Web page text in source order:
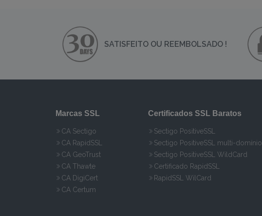
SATISFEITO OU REEMBOLSADO !
Marcas SSL
CA Sectigo
CA RapidSSL
CA GeoTrust
CA Thawte
CA DigiCert
CA Certum
Certificados SSL Baratos
Sectigo PositiveSSL
Sectigo PositiveSSL multi-domínio
Sectigo PositiveSSL WildCard
Certificado RapidSSL
RapidSSL WilCard